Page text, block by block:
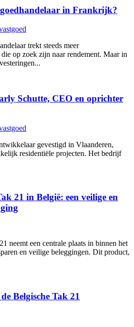
in Frankrijk?
trekt steeds meer
die op zoek zijn naar rendement. Maar in
Schutte, CEO en oprichter
gevestigd in Vlaanderen,
residentiële projecten. Het bedrijf
21 in België: een veilige en
neemt een centrale plaats in binnen het
en veilige beleggingen. Dit product,
Belgische Tak 21